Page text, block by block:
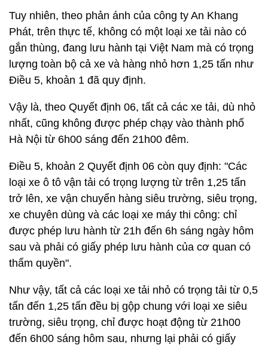
Tuy nhiên, theo phản ánh của công ty An Khang
Phát, trên thực tế, không có một loại xe tải nào có
gắn thùng, đang lưu hành tại Việt Nam mà có trọng
lượng toàn bộ cả xe và hàng nhỏ hơn 1,25 tấn như
Điều 5, khoản 1 đã quy định.
Vậy là, theo Quyết định 06, tất cả các xe tải, dù nhỏ
nhất, cũng không được phép chạy vào thành phố
Hà Nội từ 6h00 sáng đến 21h00 đêm.
Điều 5, khoản 2 Quyết định 06 còn quy định: "Các
loại xe ô tô vận tải có trọng lượng từ trên 1,25 tấn
trở lên, xe vận chuyển hàng siêu trường, siêu trọng,
xe chuyên dùng và các loại xe máy thi công: chỉ
được phép lưu hành từ 21h đến 6h sáng ngày hôm
sau và phải có giấy phép lưu hành của cơ quan có
thẩm quyền".
Như vậy, tất cả các loại xe tải nhỏ có trọng tải từ 0,5
tấn đến 1,25 tấn đều bị gộp chung với loại xe siêu
trường, siêu trọng, chỉ được hoạt động từ 21h00
đến 6h00 sáng hôm sau, nhưng lại phải có giấy